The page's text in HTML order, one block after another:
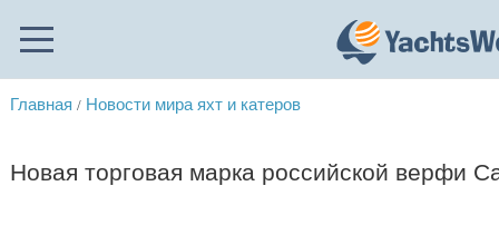
Главная / Новости мира яхт и катеров
Новая торговая марка российской верфи